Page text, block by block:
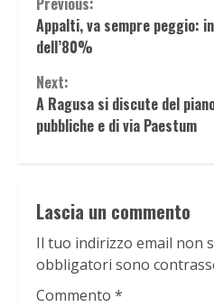
Continue
Reading
Appalti, va sempre peggio:
dell’80%
Next:
A Ragusa si discute del
pubbliche e di via Paestum
Lascia un commento
Il tuo indirizzo email non
obbligatori sono
Commento *